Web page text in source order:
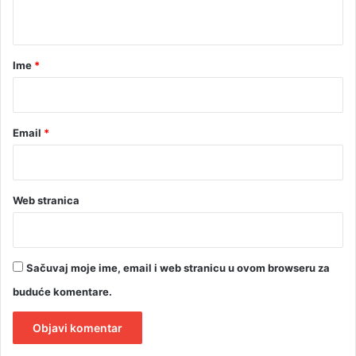
i
o
d
r
a
d
rIme *
Email *
Web stranica
Sačuvaj moje ime, email i web stranicu u ovom browseru za
buduće komentare.